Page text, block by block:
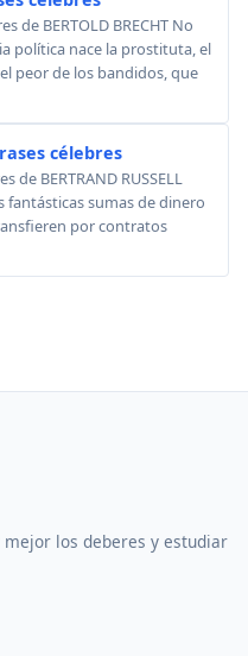
de BERTOLD BRECHT No
política nace la prostituta, el
peor de los bandidos, que
célebres
de BERTRAND RUSSELL
fantásticas sumas de dinero
por contratos
los deberes y estudiar